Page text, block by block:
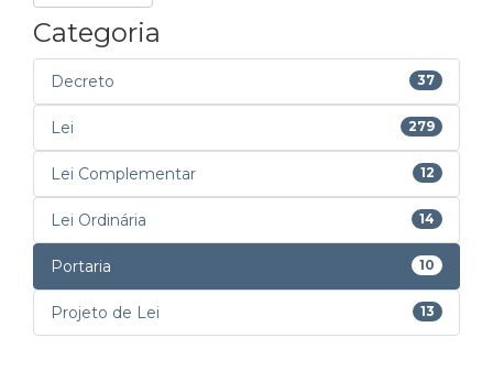
Categoria
Decreto 37
Lei 279
Lei Complementar 12
Lei Ordinária 14
Portaria 10
Projeto de Lei 13